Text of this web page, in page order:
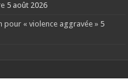
5 août 2026
pour « violence aggravée » 5